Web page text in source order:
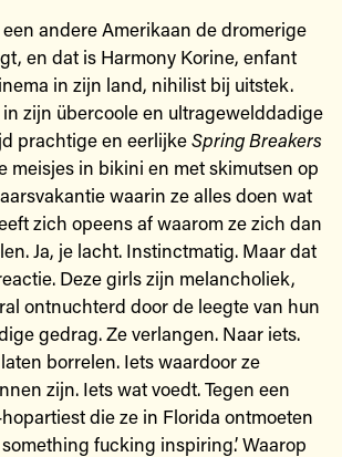
andere Amerikaan de dromerige
en dat is Harmony Korine, enfant
in zijn land, nihilist bij uitstek.
in zijn übercoole en ultragewelddadige
prachtige en eerlijkeSpring Breakers
meisjes in bikini en met skimutsen op
waarin ze alles doen wat
zich opeens af waarom ze zich dan
Ja, je lacht. Instinctmatig. Maar dat
Deze girls zijn melancholiek,
ontnuchterd door de leegte van hun
gedrag. Ze verlangen. Naar iets.
borrelen. Iets waardoor ze
zijn. Iets wat voedt. Tegen een
die ze in Florida ontmoeten
fucking inspiring.’ Waarop